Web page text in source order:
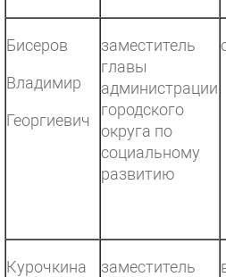
Бисеров
Владимир
Георгиевич
заместитель
главы
администрации
городского
округа по
социальному
развитию
Курочкина
заместитель